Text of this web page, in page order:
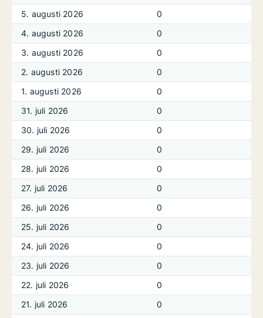
5. augusti 2026
0
4. augusti 2026
0
3. augusti 2026
0
2. augusti 2026
0
1. augusti 2026
0
31. juli 2026
0
30. juli 2026
0
29. juli 2026
0
28. juli 2026
0
27. juli 2026
0
26. juli 2026
0
25. juli 2026
0
24. juli 2026
0
23. juli 2026
0
22. juli 2026
0
21. juli 2026
0